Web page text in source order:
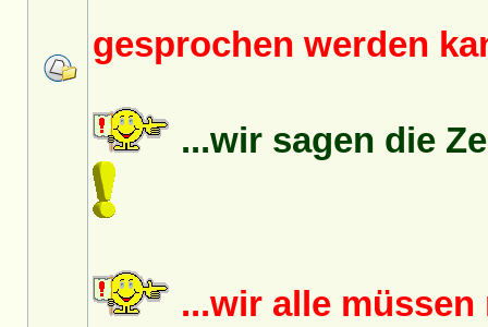
gesprochen werden
...wir sagen die
...wir alle